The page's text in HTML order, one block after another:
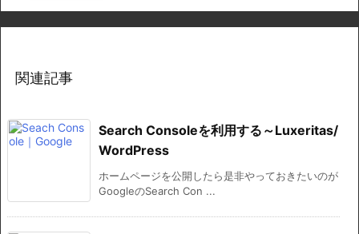
関連記事
Search Consoleを利用する～Luxeritas/
WordPress
ホームページを公開したら是非やっておきたいのが
GoogleのSearch Con ...